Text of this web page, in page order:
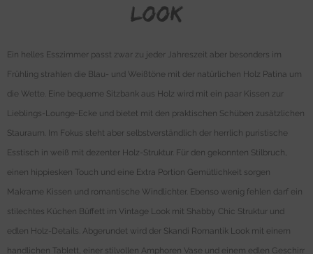
Look
Ein helles Esszimmer passt zwar zu jeder Jahreszeit aber besonders im
Frühling strahlen die Blau- und Weißtöne mit der natürlichen Holz Patina um
die Wette. Eine bequeme Sitzbank aus Holz wird mit ein paar Kissen zur
Lieblings-Lounge-Ecke und bietet mit den praktischen Schüben zusätzlichen
Stauraum. Im Fokus steht aber selbstverständlich der herrlich puristische
Esstisch in weiß mit dezenter Holz-Struktur. Für den gekonnten Stilbruch,
einen hippiesken Touch und eine Extra Portion Gemütlichkeit sorgen
Makrame Kissen und romantische Windlichter. Ebenso wenig fehlen darf ein
stilechtes Küchen Büffett im Vintage Look mit Shabby Chic Struktur und
edlen Holz-Details. Abgerundet wird der Skandi Romantik Look mit einem
handlichen Tablett, einer stilvollen Amphoren Vase und einem edlen Geschirr